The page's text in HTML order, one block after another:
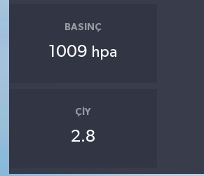
BASINÇ
1009 hpa
ÇIY
2.8